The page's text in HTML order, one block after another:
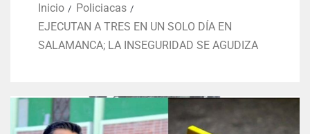
Inicio
Policiacas
EJECUTAN A TRES EN UN SOLO DÍA EN
SALAMANCA; LA INSEGURIDAD SE AGUDIZA